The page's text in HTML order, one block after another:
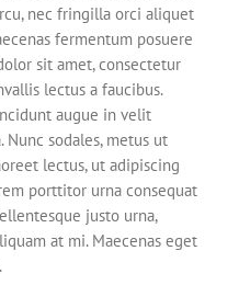
nec fringilla orci aliquet
fermentum posuere
sit amet, consectetur
lectus a faucibus.
augue in velit
sodales, metus ut
lectus, ut adipiscing
porttitor urna consequat
justo urna,
at mi. Maecenas eget